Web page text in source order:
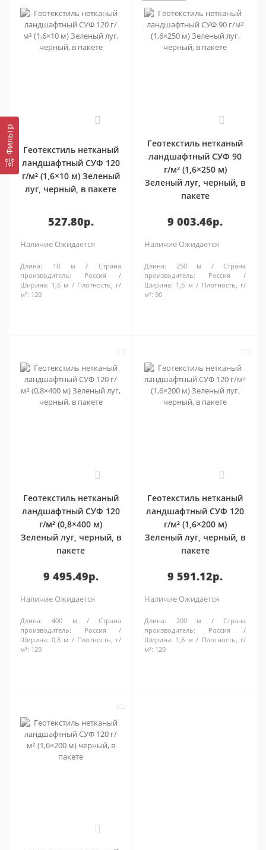
Фильтр
0
Геотекстиль нетканый
ландшафтный СУФ 120
г/м² (1,6×10 м) Зеленый
луг, черный, в пакете
527.80р.
Наличие Ожидается
Длина: 10 м
Страна
производитель:
Россия
Ширина: 1,6 м
Плотность, г/
м²: 120
0
Геотекстиль нетканый
ландшафтный СУФ 90
г/м² (1,6×250 м)
Зеленый луг, черный, в
пакете
9 003.46р.
Наличие Ожидается
Длина: 250 м
Страна
производитель:
Россия
Ширина: 1,6 м
Плотность, г/
м²: 90
0
Геотекстиль нетканый
ландшафтный СУФ 120
г/м² (0,8×400 м)
Зеленый луг, черный, в
пакете
9 495.49р.
Наличие Ожидается
Длина: 400 м
Страна
производитель:
Россия
Ширина: 0,8 м
Плотность, г/
м²: 120
0
Геотекстиль нетканый
ландшафтный СУФ 120
г/м² (1,6×200 м)
Зеленый луг, черный, в
пакете
9 591.12р.
Наличие Ожидается
Длина: 200 м
Страна
производитель:
Россия
Ширина: 1,6 м
Плотность, г/
м²: 120
0